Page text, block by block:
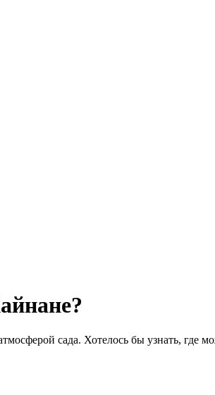
сада. Хотелось бы узнать, где